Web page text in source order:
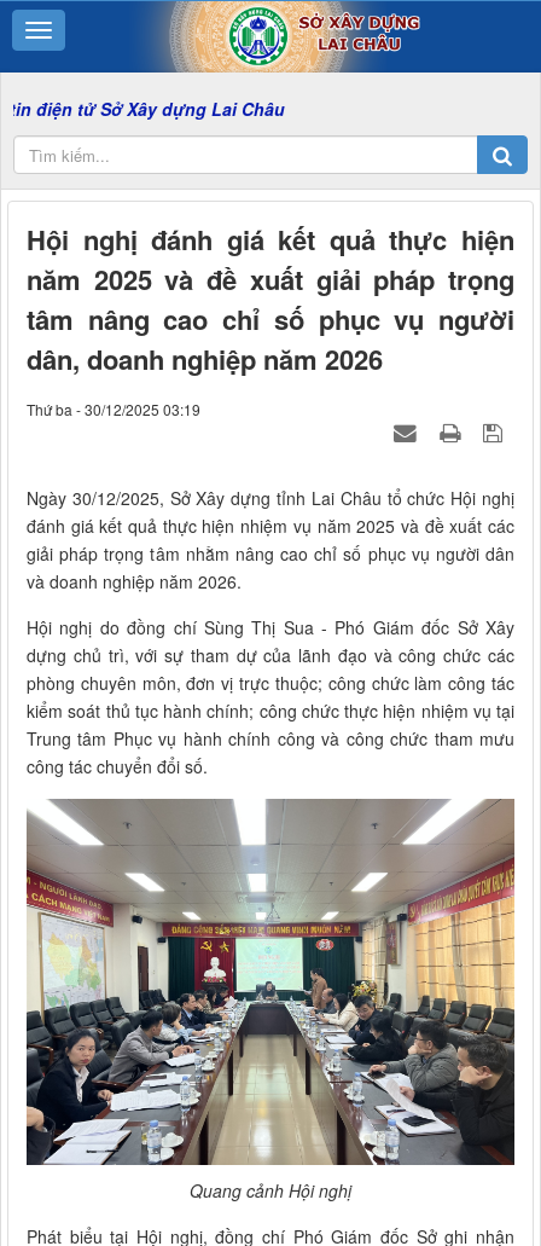
Xây dựng Lai Châu
Hội nghị đánh giá kết quả thực hiện
năm 2025 và đề xuất giải pháp trọng
tâm nâng cao chỉ số phục vụ người
dân, doanh nghiệp năm 2026
Thứ ba - 30/12/2025 03:19
Ngày 30/12/2025, Sở Xây dựng tỉnh Lai Châu tổ chức Hội nghị
đánh giá kết quả thực hiện nhiệm vụ năm 2025 và đề xuất các
giải pháp trọng tâm nhằm nâng cao chỉ số phục vụ người dân
và doanh nghiệp năm 2026.
Hội nghị do đồng chí Sùng Thị Sua - Phó Giám đốc Sở Xây
dựng chủ trì, với sự tham dự của lãnh đạo và công chức các
phòng chuyên môn, đơn vị trực thuộc; công chức làm công tác
kiểm soát thủ tục hành chính; công chức thực hiện nhiệm vụ tại
Trung tâm Phục vụ hành chính công và công chức tham mưu
công tác chuyển đổi số.
Quang cảnh Hội nghị
Phát biểu tại Hội nghị, đồng chí Phó Giám đốc Sở ghi nhận